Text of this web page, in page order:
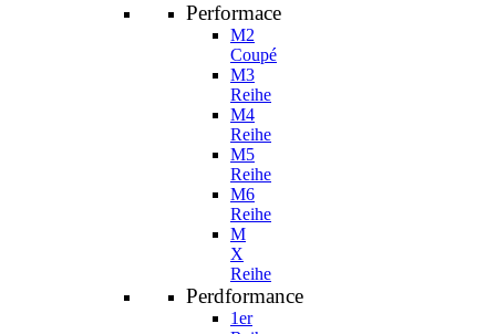
Performace
M2
Coupé
M3
Reihe
M4
Reihe
M5
Reihe
M6
Reihe
M
X
Reihe
Perdformance
1er